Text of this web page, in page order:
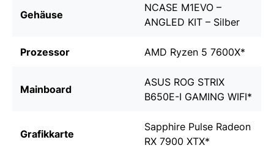
Gehäuse
NCASE M1EVO –
ANGLED KIT – Silber
Prozessor AMD Ryzen 5 7600X*
Mainboard
ASUS ROG STRIX
B650E-I GAMING WIFI*
Grafikkarte
Sapphire Pulse Radeon
RX 7900 XTX*